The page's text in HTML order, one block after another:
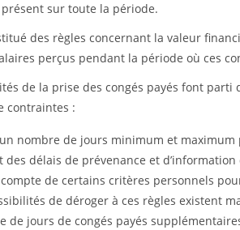
sur toute la période.
des règles concernant la valeur
perçus pendant la période où ces
de la prise des congés payés font
contraintes :
nombre de jours minimum et
des délais de prévenance et d’information
de certains critères personnels
de déroger à ces règles existent
de jours de congés payés